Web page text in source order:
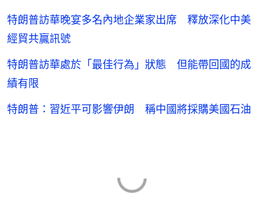
特朗普訪華晚宴多名內地企業家出席 釋放深化中美
經貿共贏訊號
特朗普訪華處於「最佳行為」狀態 但能帶回國的成
績有限
特朗普：習近平可影響伊朗 稱中國將採購美國石油